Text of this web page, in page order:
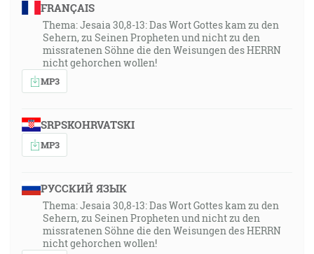
FRANÇAIS
Thema: Jesaia 30,8-13: Das Wort Gottes kam zu den
Sehern, zu Seinen Propheten und nicht zu den
missratenen Söhne die den Weisungen des HERRN
nicht gehorchen wollen!
MP3
SRPSKOHRVATSKI
MP3
РУССКИЙ ЯЗЫК
Thema: Jesaia 30,8-13: Das Wort Gottes kam zu den
Sehern, zu Seinen Propheten und nicht zu den
missratenen Söhne die den Weisungen des HERRN
nicht gehorchen wollen!